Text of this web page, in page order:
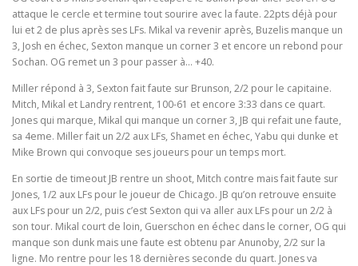
attaque le cercle et termine tout sourire avec la faute. 22pts déjà pour
lui et 2 de plus après ses LFs. Mikal va revenir après, Buzelis manque un
3, Josh en échec, Sexton manque un corner 3 et encore un rebond pour
Sochan. OG remet un 3 pour passer à… +40.
Miller répond à 3, Sexton fait faute sur Brunson, 2/2 pour le capitaine.
Mitch, Mikal et Landry rentrent, 100-61 et encore 3:33 dans ce quart.
Jones qui marque, Mikal qui manque un corner 3, JB qui refait une faute,
sa 4eme. Miller fait un 2/2 aux LFs, Shamet en échec, Yabu qui dunke et
Mike Brown qui convoque ses joueurs pour un temps mort.
En sortie de timeout JB rentre un shoot, Mitch contre mais fait faute sur
Jones, 1/2 aux LFs pour le joueur de Chicago. JB qu’on retrouve ensuite
aux LFs pour un 2/2, puis c’est Sexton qui va aller aux LFs pour un 2/2 à
son tour. Mikal court de loin, Guerschon en échec dans le corner, OG qui
manque son dunk mais une faute est obtenu par Anunoby, 2/2 sur la
ligne. Mo rentre pour les 18 dernières seconde du quart. Jones va